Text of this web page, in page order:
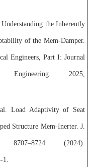
the Inherently
of the Mem-Damper.
Engineers, Part I: Journal
2025,
Load Adaptivity of Seat
Structure Mem-Inerter. J.
(2024).
1.